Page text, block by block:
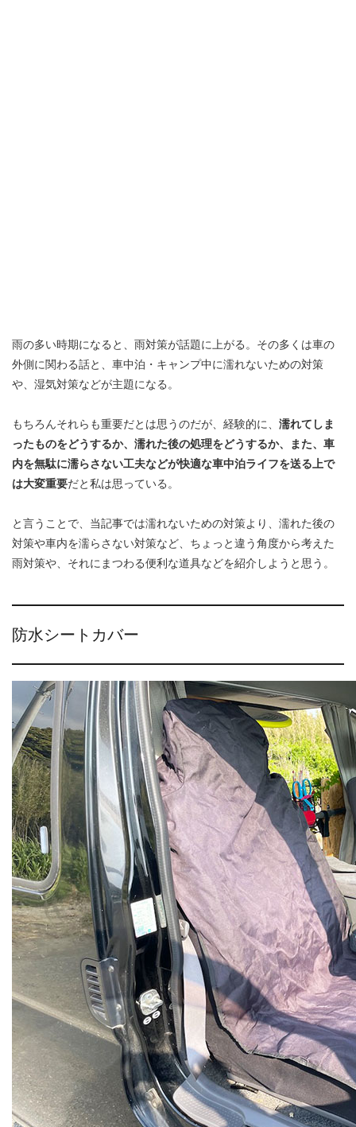
雨の多い時期になると、雨対策が話題に上がる。その多くは車の
外側に関わる話と、車中泊・キャンプ中に濡れないための対策
や、湿気対策などが主題になる。
もちろんそれらも重要だとは思うのだが、経験的に、 濡れてしま
ったものをどうするか、濡れた後の処理をどうするか、また、車
内を無駄に濡らさない工夫などが快適な車中泊ライフを送る上で
は大変重要だと私は思っている。
と言うことで、当記事では濡れないための対策より、濡れた後の
対策や車内を濡らさない対策など、ちょっと違う角度から考えた
雨対策や、それにまつわる便利な道具などを紹介しようと思う。
防水シートカバー